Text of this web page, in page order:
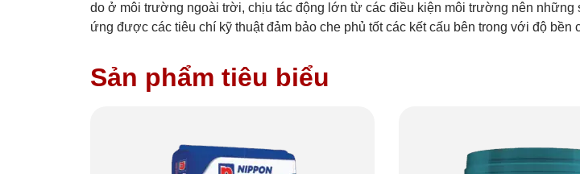
do ở môi trường ngoài trời, chịu tác động lớn từ các điều kiện môi trường nên
ứng được các tiêu chí kỹ thuật đảm bảo che phủ tốt các kết cấu bên trong với độ bền
Sản phẩm tiêu biểu